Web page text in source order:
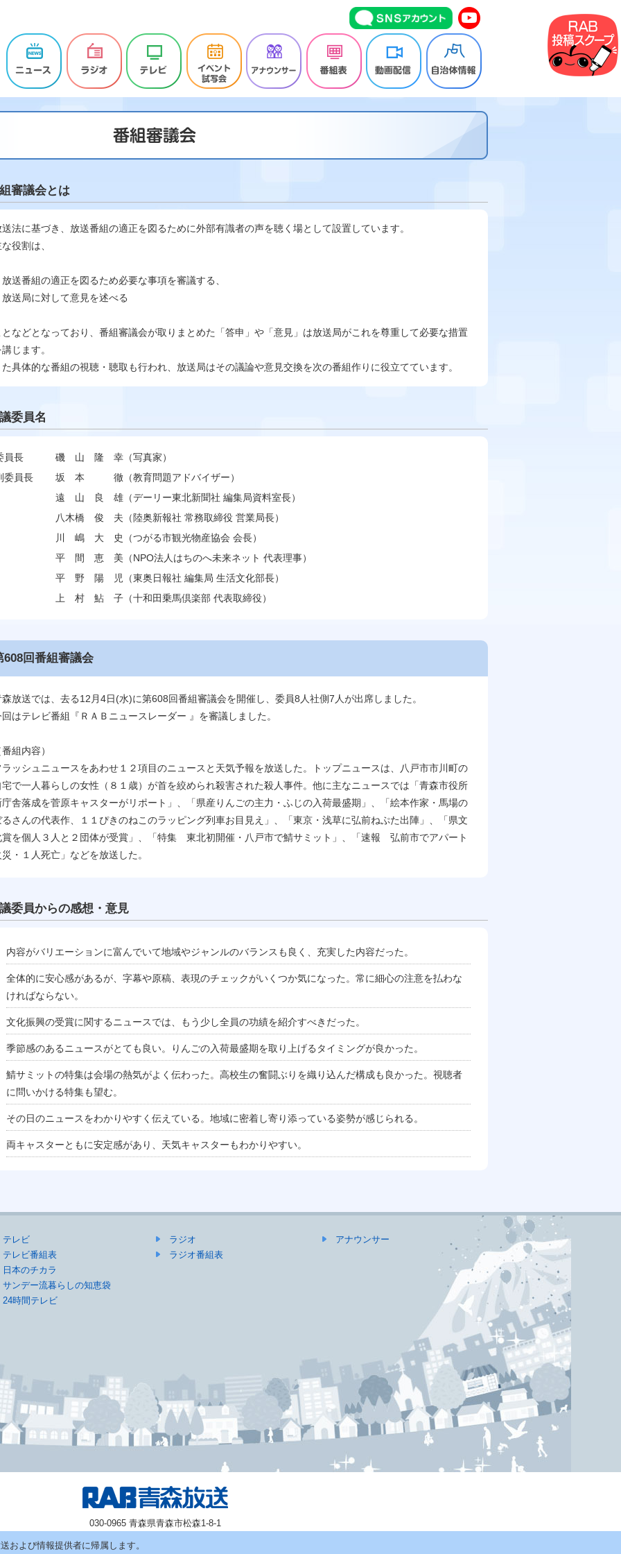
審議会とは
送法に基づき、放送番組の適正を図るために外部有識者の声を聴く場として設置しています。
役割は、
放送番組の適正を図るため必要な事項を審議する、
放送局に対して意見を述べる
となどとなっており、番組審議会が取りまとめた「答申」や「意見」は放送局がこれを尊重して必要な措置
じます。
た具体的な番組の視聴・聴取も行われ、放送局はその議論や意見交換を次の番組作りに役立てています。
委員名
員長
磯 山 隆 幸（写真家）
委員長
坂 本 徹（教育問題アドバイザー）
遠 山 良 雄（デーリー東北新聞社 編集局資料室長）
八木橋 俊 夫（陸奥新報社 常務取締役 営業局長）
川 嶋 大 史（つがる市観光物産協会 会長）
平 間 恵 美（NPO法人はちのへ未来ネット 代表理事）
平 野 陽 児（東奥日報社 編集局 生活文化部長）
上 村 鮎 子（十和田乗馬倶楽部 代表取締役）
608回番組審議会
森放送では、去る12月4日(水)に第608回番組審議会を開催し、委員8人社側7人が出席しました。
回はテレビ番組『ＲＡＢニュースレーダー 』を審議しました。
組内容）
ラッシュニュースをあわせ１２項目のニュースと天気予報を放送した。トップニュースは、八戸市市川町の
宅で一人暮らしの女性（８１歳）が首を絞められ殺害された殺人事件。他に主なニュースでは「青森市役所
庁舎落成を菅原キャスターがリポート」、「県産りんごの主力・ふじの入荷最盛期」、「絵本作家・馬場の
るさんの代表作、１１ぴきのねこのラッピング列車お目見え」、「東京・浅草に弘前ねぷた出陣」、「県文
賞を個人３人と２団体が受賞」、「特集 東北初開催・八戸市で鯖サミット」、「速報 弘前市でアパート
・１人死亡」などを放送した。
委員からの感想・意見
内容がバリエーションに富んでいて地域やジャンルのバランスも良く、充実した内容だった。
全体的に安心感があるが、字幕や原稿、表現のチェックがいくつか気になった。常に細心の注意を払わな
ければならない。
文化振興の受賞に関するニュースでは、もう少し全員の功績を紹介すべきだった。
季節感のあるニュースがとても良い。りんごの入荷最盛期を取り上げるタイミングが良かった。
鯖サミットの特集は会場の熱気がよく伝わった。高校生の奮闘ぶりを織り込んだ構成も良かった。視聴者
に問いかける特集も望む。
その日のニュースをわかりやすく伝えている。地域に密着し寄り添っている姿勢が感じられる。
両キャスターともに安定感があり、天気キャスターもわかりやすい。
テレビ
テレビ番組表
日本のチカラ
サンデー流暮らしの知恵袋
24時間テレビ
ラジオ
ラジオ番組表
アナウンサー
030-0965 青森県青森市松森1-8-1
および情報提供者に帰属します。